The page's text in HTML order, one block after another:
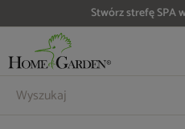
Stwórz strefę SPA